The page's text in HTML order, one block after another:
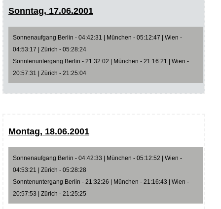
Sonntag, 17.06.2001
Sonnenaufgang Berlin - 04:42:31 | München - 05:12:47 | Wien -
04:53:17 | Zürich - 05:28:24
Sonntenuntergang Berlin - 21:32:02 | München - 21:16:21 | Wien -
20:57:31 | Zürich - 21:25:04
Montag, 18.06.2001
Sonnenaufgang Berlin - 04:42:33 | München - 05:12:52 | Wien -
04:53:21 | Zürich - 05:28:28
Sonntenuntergang Berlin - 21:32:26 | München - 21:16:43 | Wien -
20:57:53 | Zürich - 21:25:25